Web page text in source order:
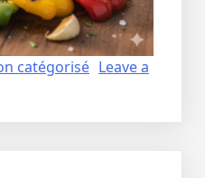
catégorisé Leave a